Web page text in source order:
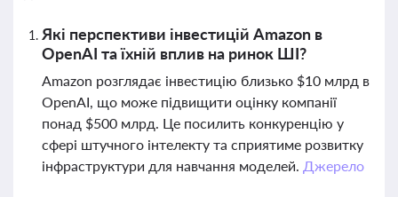
Які перспективи інвестицій Amazon в
OpenAI та їхній вплив на ринок ШІ?
Amazon розглядає інвестицію близько $10 млрд в
OpenAI, що може підвищити оцінку компанії
понад $500 млрд. Це посилить конкуренцію у
сфері штучного інтелекту та сприятиме розвитку
інфраструктури для навчання моделей. Джерело